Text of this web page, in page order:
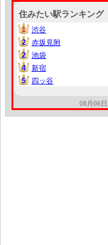
住みたい駅ランキング
1
1
渋谷
2
2
赤坂見附
2
2
池袋
4
4
新宿
5
5 四ッ谷
08月06